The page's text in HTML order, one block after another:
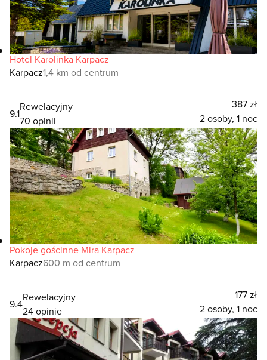
Hotel Karolinka Karpacz
Karpacz1,4 km od centrum
9.1
Rewelacyjny
70 opinii
387 zł
2 osoby, 1 noc
Pokoje gościnne Mira Karpacz
Karpacz600 m od centrum
9.4
Rewelacyjny
24 opinie
177 zł
2 osoby, 1 noc